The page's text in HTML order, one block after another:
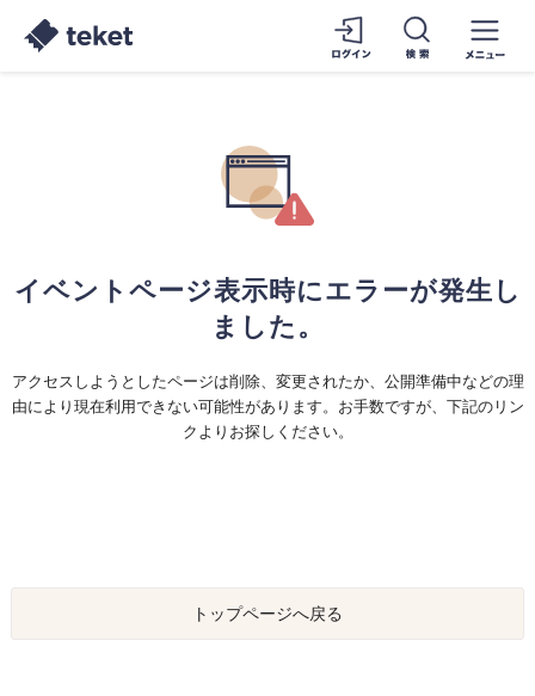
イベントページ表示時にエラーが発生し
ました。
アクセスしようとしたページは削除、変更されたか、公開準備中などの理
由により現在利用できない可能性があります。お手数ですが、下記のリン
クよりお探しください。
トップページへ戻る